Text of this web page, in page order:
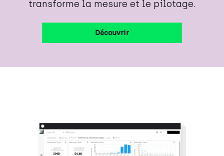
transforme la mesure et le pilotage.
Découvrir